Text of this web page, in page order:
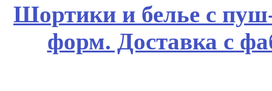
Шортики и белье с
форм. Доставка с